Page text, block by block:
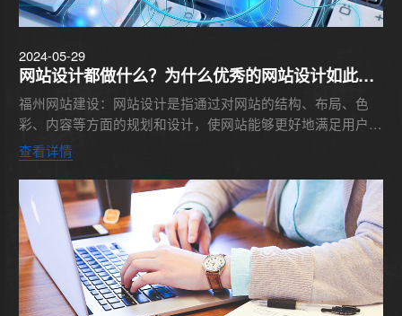
2024-05-29
网站设计都做什么？为什么优秀的网站设计如此重
要
福州网站建设：网站设计是指通过对网站的结构、布局、色
彩、内容等方面的规划和设计，使网站能够更好地满足用户需
求，提高用户体验，达到网站的预期目标。那么，网站设计做
什么呢？网站设...
查看详情